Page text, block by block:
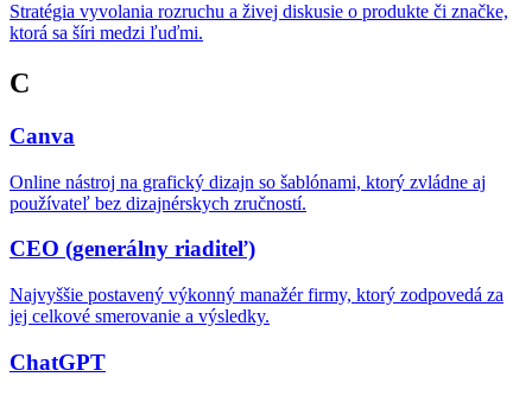
Stratégia vyvolania rozruchu a živej diskusie o produkte či značke,
ktorá sa šíri medzi ľuďmi.
C
Canva
Online nástroj na grafický dizajn so šablónami, ktorý zvládne aj
používateľ bez dizajnérskych zručností.
CEO (generálny riaditeľ)
Najvyššie postavený výkonný manažér firmy, ktorý zodpovedá za
jej celkové smerovanie a výsledky.
ChatGPT